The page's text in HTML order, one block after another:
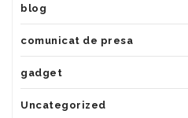
blog
comunicat de presa
gadget
Uncategorized